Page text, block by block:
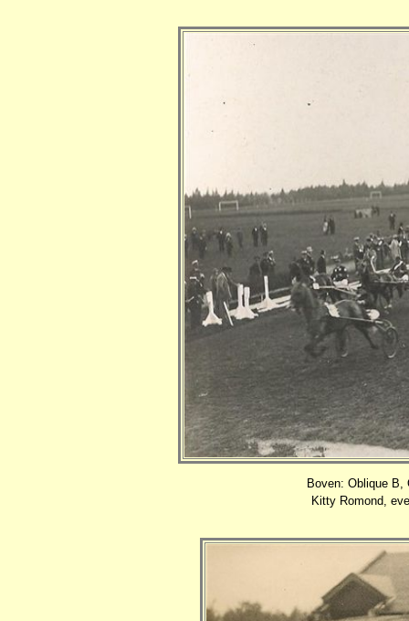
Boven: Oblique B,
Kitty Romond,